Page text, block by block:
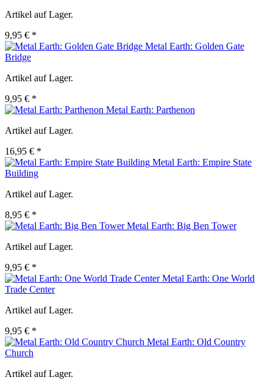
Artikel auf Lager.
9,95 € *
Metal Earth: Golden Gate
Bridge
Artikel auf Lager.
9,95 € *
Metal Earth: Parthenon
Artikel auf Lager.
16,95 € *
Metal Earth: Empire State
Building
Artikel auf Lager.
8,95 € *
Metal Earth: Big Ben Tower
Artikel auf Lager.
9,95 € *
Metal Earth: One World
Trade Center
Artikel auf Lager.
9,95 € *
Metal Earth: Old Country
Church
Artikel auf Lager.